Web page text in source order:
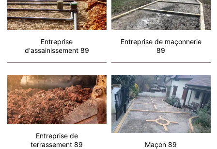
Entreprise
d'assainissement 89
Entreprise de maçonnerie
89
Entreprise de
terrassement 89
Maçon 89